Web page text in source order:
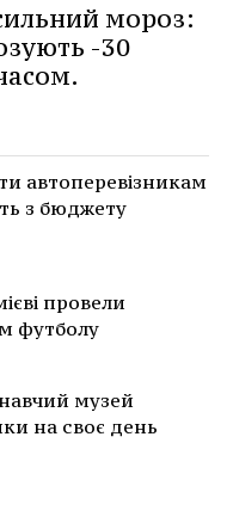
мороз:
-30
автоперевізникам
з бюджету
провели
футболу
музей
на своє день